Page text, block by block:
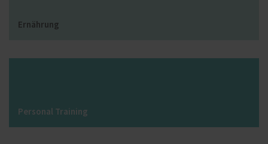
Ernährung
Personal Training